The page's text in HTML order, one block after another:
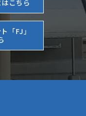
こちら
「FJ」